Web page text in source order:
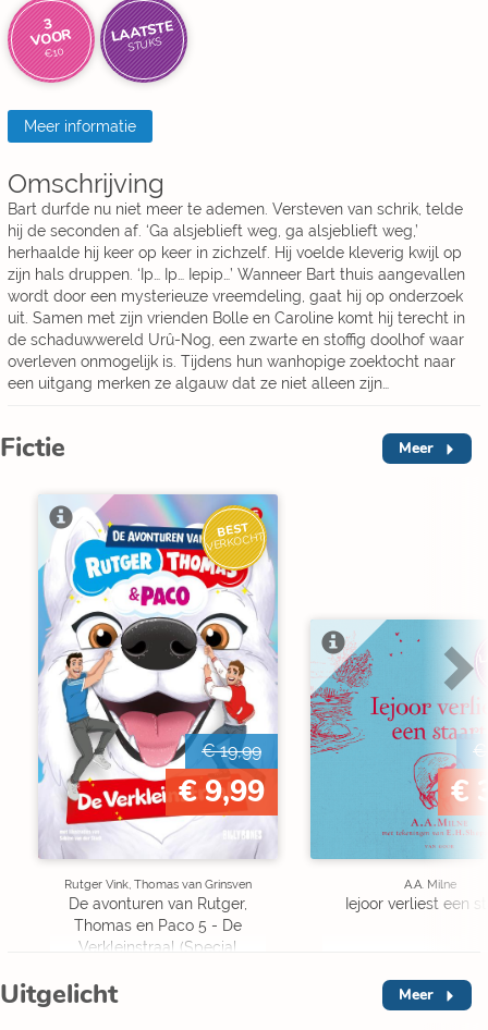
3
VOOR
€10
LAATSTE
STUKS
Meer informatie
Omschrijving
Bart durfde nu niet meer te ademen. Versteven van schrik, telde
hij de seconden af. ‘Ga alsjeblieft weg, ga alsjeblieft weg,’
herhaalde hij keer op keer in zichzelf. Hij voelde kleverig kwijl op
zijn hals druppen. ‘Ip… Ip… Iepip…’ Wanneer Bart thuis aangevallen
wordt door een mysterieuze vreemdeling, gaat hij op onderzoek
uit. Samen met zijn vrienden Bolle en Caroline komt hij terecht in
de schaduwwereld Urû-Nog, een zwarte en stoffig doolhof waar
overleven onmogelijk is. Tijdens hun wanhopige zoektocht naar
een uitgang merken ze algauw dat ze niet alleen zijn…
Fictie Meer
BEST
VERKOCHT
€ 19,99
€ 9,99
Rutger Vink, Thomas van Grinsven
De avonturen van Rutger,
Thomas en Paco 5 - De
Verkleinstraal (Special
€
€
A.A. Milne
Iejoor verliest een
Uitgelicht Meer